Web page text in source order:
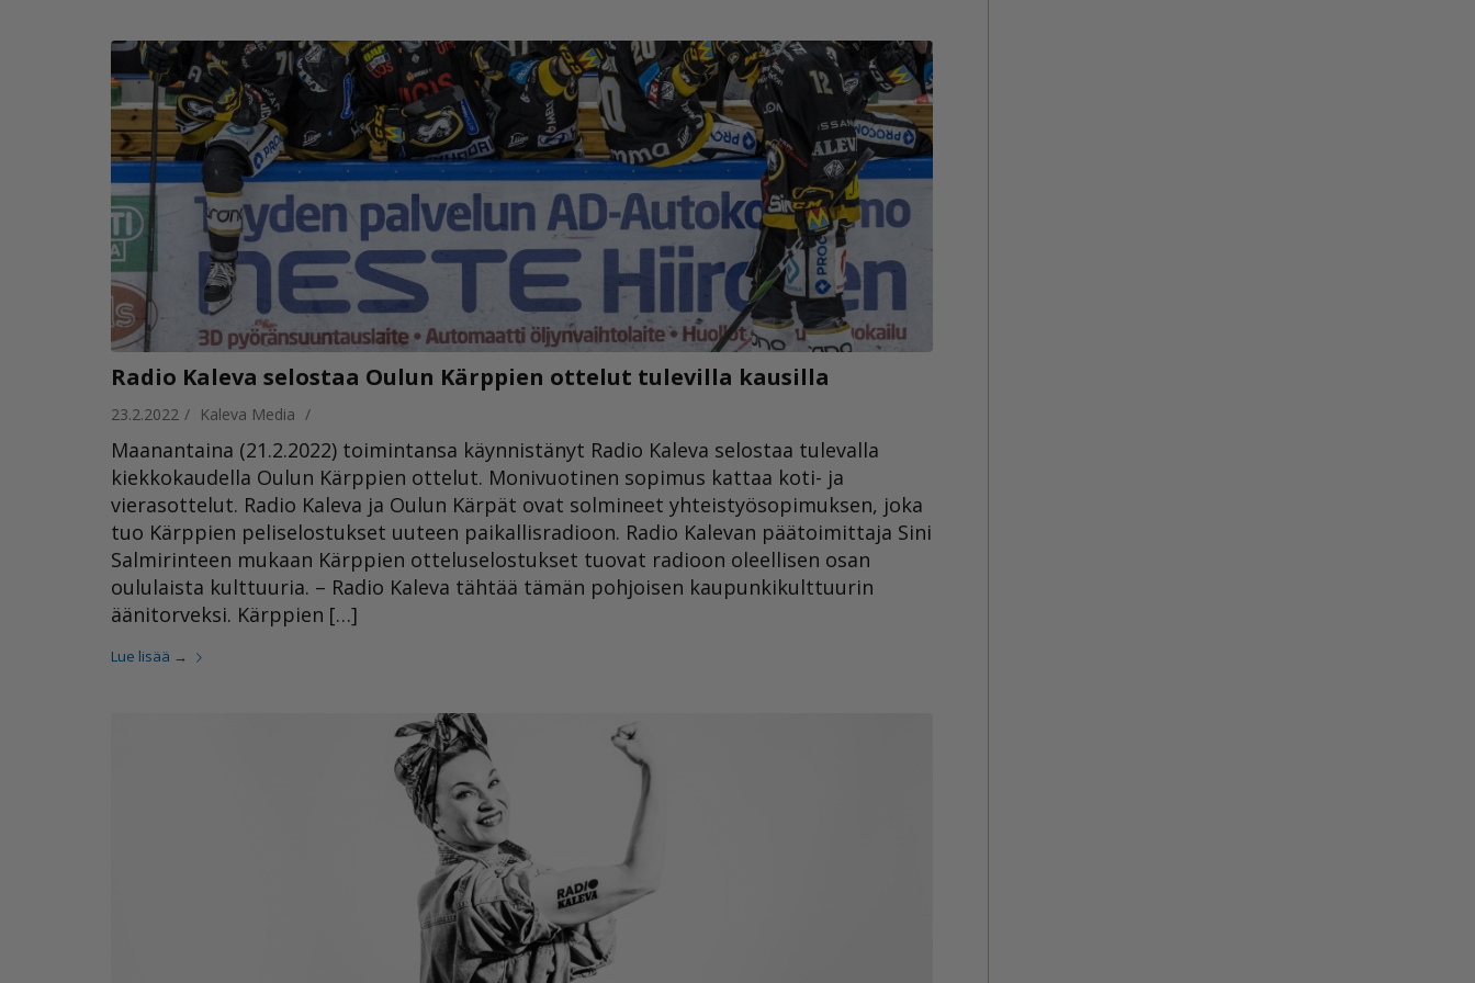
Radio Kaleva selostaa Oulun Kärppien ottelut tulevilla kausilla
23.2.2022 / Kaleva Media /
Maanantaina (21.2.2022) toimintansa käynnistänyt Radio Kaleva selostaa tulevalla
kiekkokaudella Oulun Kärppien ottelut. Monivuotinen sopimus kattaa koti- ja
vierasottelut. Radio Kaleva ja Oulun Kärpät ovat solmineet yhteistyösopimuksen, joka
tuo Kärppien peliselostukset uuteen paikallisradioon. Radio Kalevan päätoimittaja Sini
Salmirinteen mukaan Kärppien otteluselostukset tuovat radioon oleellisen osan
oululaista kulttuuria. – Radio Kaleva tähtää tämän pohjoisen kaupunkikulttuurin
äänitorveksi. Kärppien […]
Lue lisää →